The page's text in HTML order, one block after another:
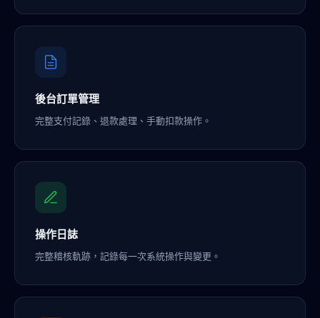
後台訂單管理
完整支付記錄、退款處理、手動扣款操作。
操作日誌
完整稽核軌跡，記錄每一次系統操作與變更。